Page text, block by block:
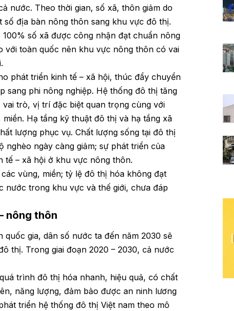
nước. Theo thời gian, số xã, thôn giảm do
địa bàn nông thôn sang khu vực đô thị.
số xã được công nhận đạt chuẩn nông
với toàn quốc nên khu vực nông thôn có vai
phát triển kinh tế – xã hội, thúc đẩy chuyển
sang phi nông nghiệp. Hệ thống đô thị tăng
trò, vị trí đặc biệt quan trọng cùng với
Hạ tầng kỹ thuật đô thị và hạ tầng xã
lượng phục vụ. Chất lượng sống tại đô thị
ngày càng giảm; sự phát triển của
tế – xã hội ở khu vực nông thôn.
vùng, miền; tỷ lệ đô thị hóa không đạt
nước trong khu vực và thế giới, chưa đáp
nông thôn
gia, dân số nước ta đến năm 2030 sẽ
thị. Trong giai đoạn 2020 – 2030, cả nước
trình đô thị hóa nhanh, hiệu quả, có chất
năng lượng, đảm bảo được an ninh lương
triển hệ thống đô thị Việt nam theo mô